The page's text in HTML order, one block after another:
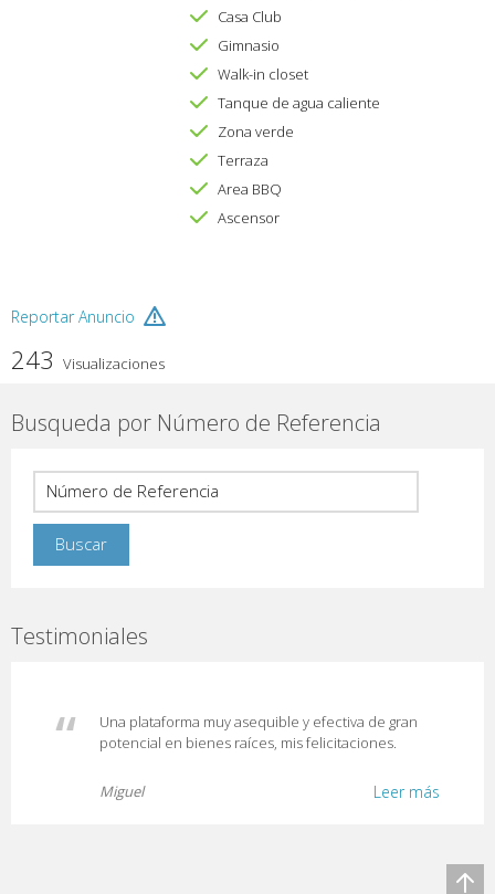
Casa Club
Gimnasio
Walk-in closet
Tanque de agua caliente
Zona verde
Terraza
Area BBQ
Ascensor
Reportar Anuncio
243 Visualizaciones
Busqueda por Número de Referencia
Testimoniales
Una plataforma muy asequible y efectiva de gran
potencial en bienes raíces, mis felicitaciones.
Leer más
Miguel